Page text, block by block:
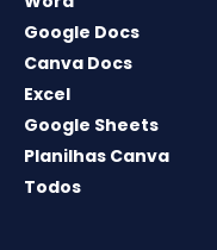
Google Docs
Canva Docs
Excel
Google Sheets
Planilhas Canva
Todos